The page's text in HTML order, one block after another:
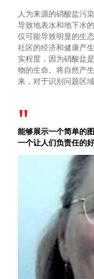
人为来源的硝酸盐污
导致地表水和地下水
仅可能导致明显的生
社区的经济和健康产
实程度，因为硝酸盐
物的生命。将自然产
来，对于识别问题区
能够展示一个简单的
一个让人们负责任的好